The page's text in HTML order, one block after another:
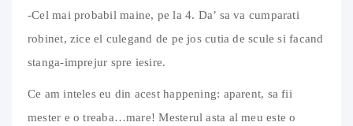
-Cel mai probabil maine, pe la 4. Da’ sa va cumparati
robinet, zice el culegand de pe jos cutia de scule si facand
stanga-imprejur spre iesire.
Ce am inteles eu din acest happening: aparent, sa fii
mester e o treaba…mare! Mesterul asta al meu este o